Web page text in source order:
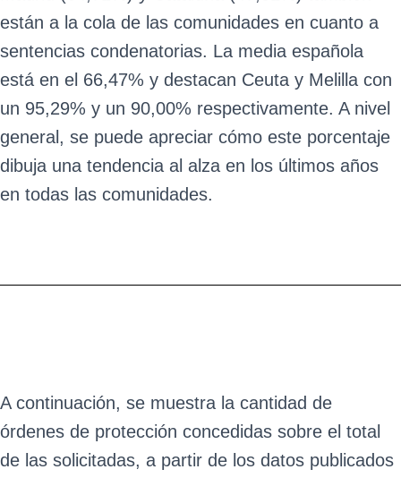
están a la cola de las comunidades en cuanto a
sentencias condenatorias. La media española
está en el 66,47% y destacan Ceuta y Melilla con
un 95,29% y un 90,00% respectivamente. A nivel
general, se puede apreciar cómo este porcentaje
dibuja una tendencia al alza en los últimos años
en todas las comunidades.
A continuación, se muestra la cantidad de
órdenes de protección concedidas sobre el total
de las solicitadas, a partir de los datos publicados